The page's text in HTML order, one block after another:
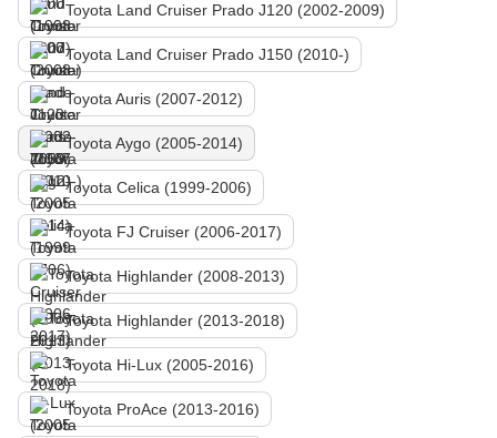
Toyota Land Cruiser Prado J120 (2002-2009)
Toyota Land Cruiser Prado J150 (2010-)
Toyota Auris (2007-2012)
Toyota Aygo (2005-2014)
Toyota Celica (1999-2006)
Toyota FJ Cruiser (2006-2017)
Toyota Highlander (2008-2013)
Toyota Highlander (2013-2018)
Toyota Hi-Lux (2005-2016)
Toyota ProAce (2013-2016)